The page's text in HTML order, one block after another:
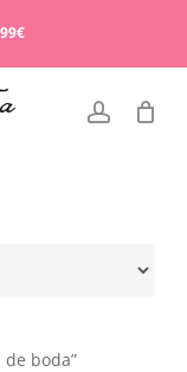
account
Cart
boda”